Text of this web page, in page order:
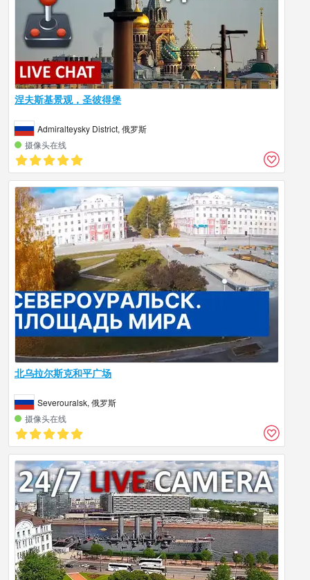
涅夫斯基景观，圣彼得堡
Admiralteysky District, 俄罗斯
摄像头在线
北乌拉尔斯克和平广场
Severouralsk, 俄罗斯
摄像头在线